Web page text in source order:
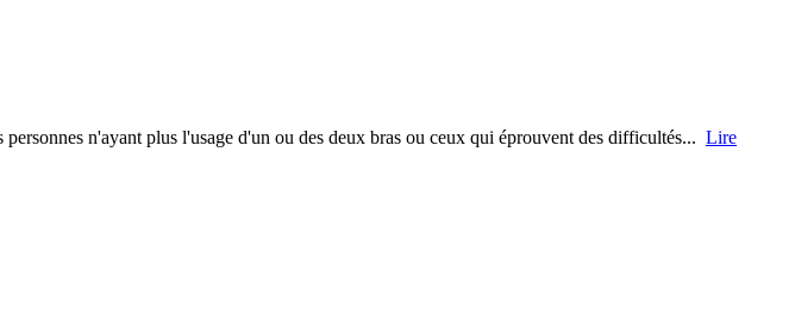
n'ayant plus l'usage d'un ou des deux bras ou ceux qui éprouvent des difficultés... Lire